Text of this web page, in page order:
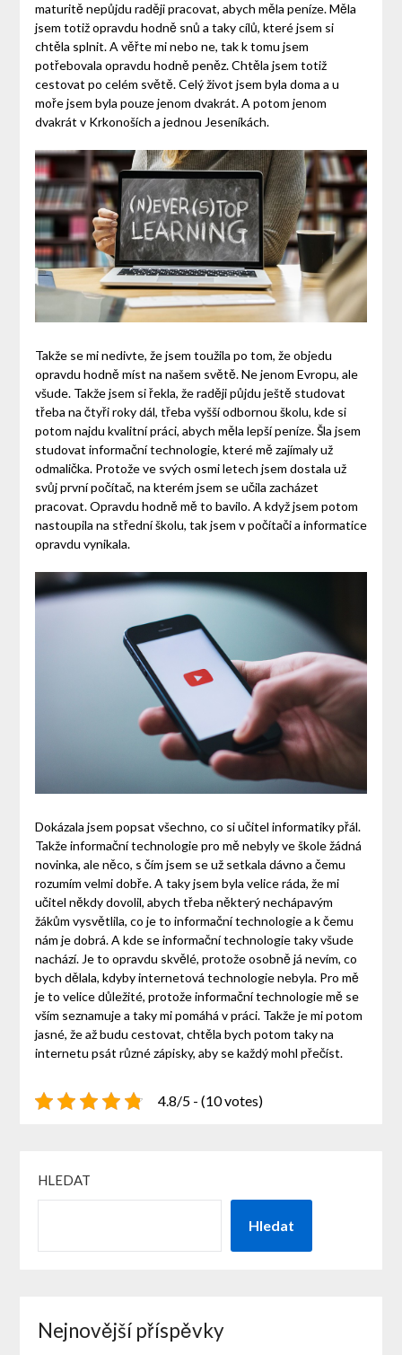
maturitě nepůjdu raději pracovat, abych měla peníze. Měla
jsem totiž opravdu hodně snů a taky cílů, které jsem si
chtěla splnit. A věřte mi nebo ne, tak k tomu jsem
potřebovala opravdu hodně peněz. Chtěla jsem totiž
cestovat po celém světě. Celý život jsem byla doma a u
moře jsem byla pouze jenom dvakrát. A potom jenom
dvakrát v Krkonoších a jednou Jeseníkách.
Takže se mi nedivte, že jsem toužila po tom, že objedu
opravdu hodně míst na našem světě. Ne jenom Evropu, ale
všude. Takže jsem si řekla, že raději půjdu ještě studovat
třeba na čtyři roky dál, třeba vyšší odbornou školu, kde si
potom najdu kvalitní práci, abych měla lepší peníze. Šla jsem
studovat informační technologie, které mě zajímaly už
odmalička. Protože ve svých osmi letech jsem dostala už
svůj první počítač, na kterém jsem se učila zacházet
pracovat. Opravdu hodně mě to bavilo. A když jsem potom
nastoupila na střední školu, tak jsem v počítači a informatice
opravdu vynikala.
Dokázala jsem popsat všechno, co si učitel informatiky přál.
Takže informační technologie pro mě nebyly ve škole žádná
novinka, ale něco, s čím jsem se už setkala dávno a čemu
rozumím velmi dobře. A taky jsem byla velice ráda, že mi
učitel někdy dovolil, abych třeba některý nechápavým
žákům vysvětlila, co je to informační technologie a k čemu
nám je dobrá. A kde se informační technologie taky všude
nachází. Je to opravdu skvělé, protože osobně já nevím, co
bych dělala, kdyby internetová technologie nebyla. Pro mě
je to velice důležité, protože informační technologie mě se
vším seznamuje a taky mi pomáhá v práci. Takže je mi potom
jasné, že až budu cestovat, chtěla bych potom taky na
internetu psát různé zápisky, aby se každý mohl přečíst.
4.8/5 - (10 votes)
HLEDAT
Hledat
Nejnovější příspěvky